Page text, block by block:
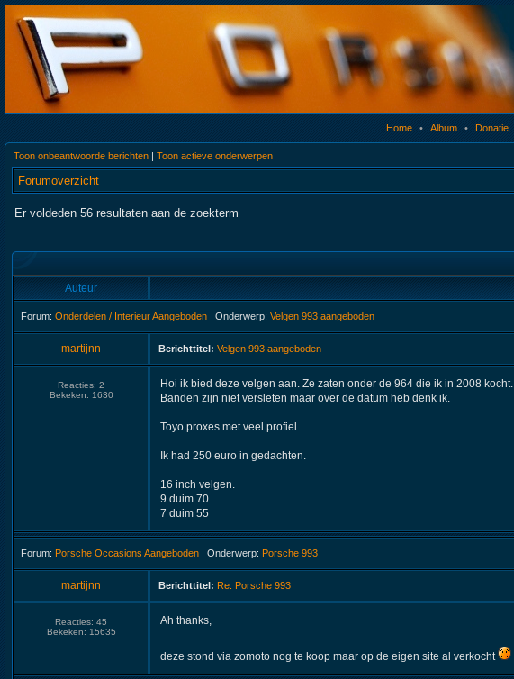
Home • Album • Donatie
Toon onbeantwoorde berichten | Toon actieve onderwerpen
Forumoverzicht
Er voldeden 56 resultaten aan de zoekterm
Auteur
Forum: Onderdelen / Interieur Aangeboden Onderwerp: Velgen 993 aangeboden
martijnn Berichttitel: Velgen 993 aangeboden
Reacties: 2
Bekeken: 1630
Hoi ik bied deze velgen aan. Ze zaten onder de 964 die ik in 2008 kocht.
Banden zijn niet versleten maar over de datum heb denk ik.
Toyo proxes met veel profiel
Ik had 250 euro in gedachten.
16 inch velgen.
9 duim 70
7 duim 55
Forum: Porsche Occasions Aangeboden Onderwerp: Porsche 993
martijnn Berichttitel: Re: Porsche 993
Reacties: 45
Bekeken: 15635
Ah thanks,
deze stond via zomoto nog te koop maar op de eigen site al verkocht